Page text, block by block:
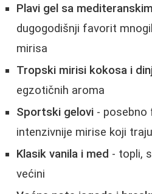
Plavi gel sa
dugogodišnji favorit
mirisa
Tropski mirisi kokosa i
egzotičnih aroma
Sportski gelovi - posebno
intenzivnije mirise koji traju
Klasik vanila i med - topli,
većini